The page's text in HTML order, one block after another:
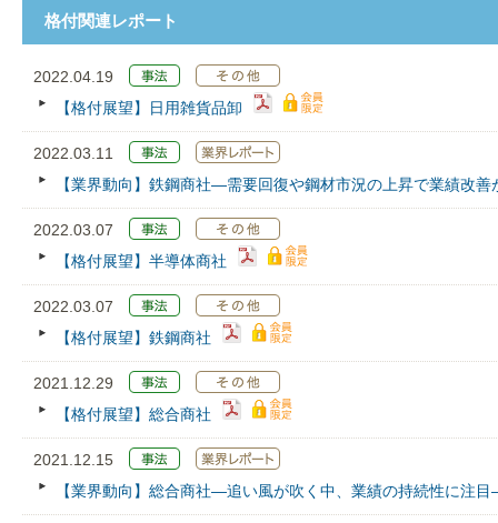
格付関連レポート
2022.04.19
【格付展望】日用雑貨品卸
2022.03.11
【業界動向】鉄鋼商社―需要回復や鋼材市況の上昇で業績改
2022.03.07
【格付展望】半導体商社
2022.03.07
【格付展望】鉄鋼商社
2021.12.29
【格付展望】総合商社
2021.12.15
【業界動向】総合商社―追い風が吹く中、業績の持続性に注